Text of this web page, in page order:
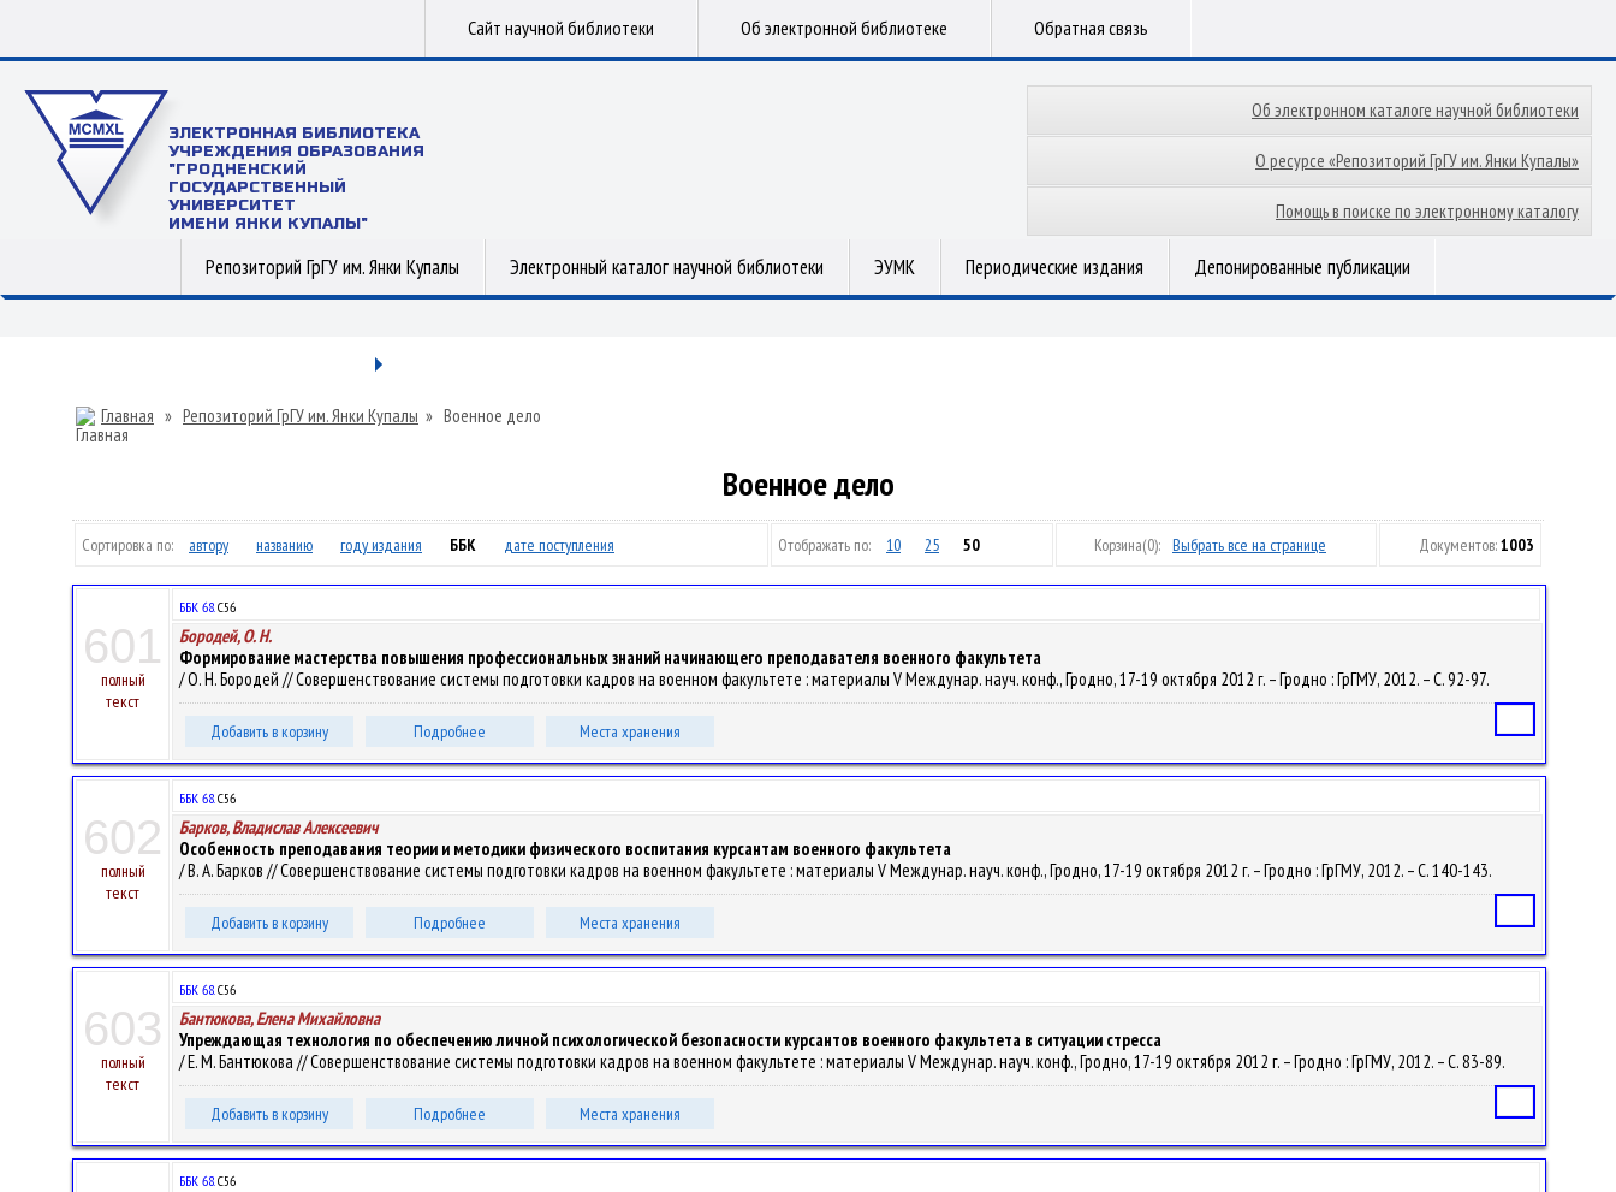
Сайт научной библиотеки Об электронной библиотеке Обратная связь
ЭЛЕКТРОННАЯ БИБЛИОТЕКА
УЧРЕЖДЕНИЯ ОБРАЗОВАНИЯ
"ГРОДНЕНСКИЙ
ГОСУДАРСТВЕННЫЙ
УНИВЕРСИТЕТ
ИМЕНИ ЯНКИ КУПАЛЫ"
Об электронном каталоге научной библиотеки
О ресурсе «Репозиторий ГрГУ им. Янки Купалы»
Помощь в поиске по электронному каталогу
Репозиторий ГрГУ им. Янки Купалы Электронный каталог научной библиотеки ЭУМК Периодические издания Депонированные публикации
Главная » Репозиторий ГрГУ им. Янки Купалы » Военное дело
Военное дело
Сортировка по: автору названию году издания ББК дате поступления Отображать по: 10 25 50 Корзина(0): Выбрать все на странице Документов:1003
601
полный
текст
ББК 68.С56
Бородей, О. Н.
Формирование мастерства повышения профессиональных знаний начинающего преподавателя военного факультета
/ О. Н. Бородей // Совершенствование системы подготовки кадров на военном факультете : материалы V Междунар. науч. конф., Гродно, 17-19 октября 2012 г. – Гродно : ГрГМУ, 2012. – С. 92-97.
Добавить в корзину Подробнее Места хранения
602
полный
текст
ББК 68.С56
Барков, Владислав Алексеевич
Особенность преподавания теории и методики физического воспитания курсантам военного факультета
/ В. А. Барков // Совершенствование системы подготовки кадров на военном факультете : материалы V Междунар. науч. конф., Гродно, 17-19 октября 2012 г. – Гродно : ГрГМУ, 2012. – С. 140-143.
Добавить в корзину Подробнее Места хранения
603
полный
текст
ББК 68.С56
Бантюкова, Елена Михайловна
Упреждающая технология по обеспечению личной психологической безопасности курсантов военного факультета в ситуации стресса
/ Е. М. Бантюкова // Совершенствование системы подготовки кадров на военном факультете : материалы V Междунар. науч. конф., Гродно, 17-19 октября 2012 г. – Гродно : ГрГМУ, 2012. – С. 83-89.
Добавить в корзину Подробнее Места хранения
ББК 68.С56